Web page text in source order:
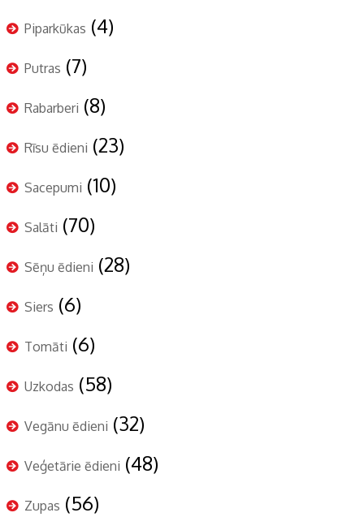
Piparkūkas (4)
Putras (7)
Rabarberi (8)
Rīsu ēdieni (23)
Sacepumi (10)
Salāti (70)
Sēņu ēdieni (28)
Siers (6)
Tomāti (6)
Uzkodas (58)
Vegānu ēdieni (32)
Veģetārie ēdieni (48)
Zupas (56)